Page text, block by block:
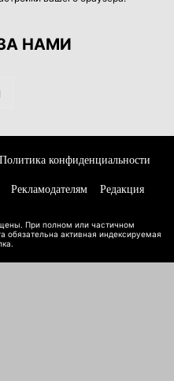
НАМИ
Политика конфиденциальности
Рекламодателям Редакция
При полном или частичном
обязательна активная индексируемая